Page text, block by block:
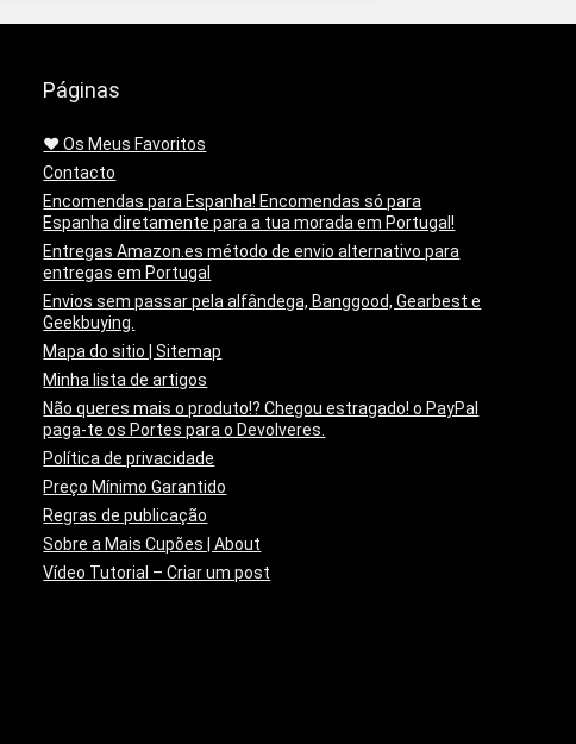
Páginas
❤️ Os Meus Favoritos
Contacto
Encomendas para Espanha! Encomendas só para
Espanha diretamente para a tua morada em Portugal!
Entregas Amazon.es método de envio alternativo para
entregas em Portugal
Envios sem passar pela alfândega, Banggood, Gearbest e
Geekbuying.
Mapa do sitio | Sitemap
Minha lista de artigos
Não queres mais o produto!? Chegou estragado! o PayPal
paga-te os Portes para o Devolveres.
Política de privacidade
Preço Mínimo Garantido
Regras de publicação
Sobre a Mais Cupões | About
Vídeo Tutorial – Criar um post